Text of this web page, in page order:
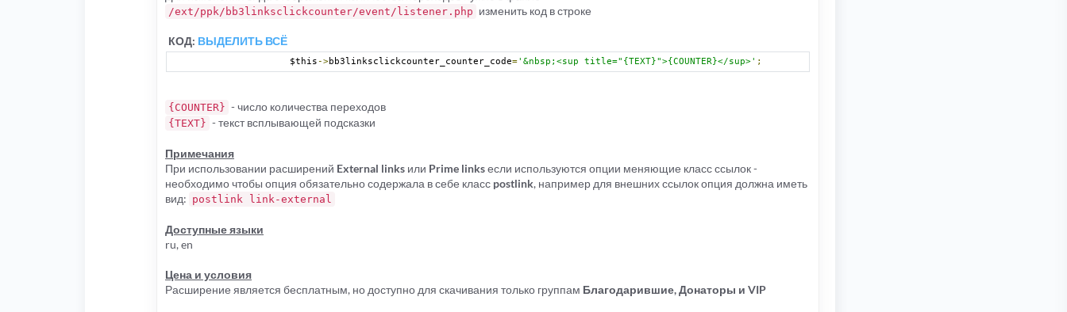
/ext/ppk/bb3linksclickcounter/event/listener.php изменить код в строке
КОД: ВЫДЕЛИТЬ ВСЁ
		$this
->bb3linksclickcounter_counter_code='&nbsp;<sup title="{TEXT}">{COUNTER}</sup>' ;
{COUNTER} - число количества переходов
{TEXT} - текст всплывающей подсказки
Примечания
При использовании расширений External links или Prime linksесли используются опции меняющие класс ссылок -
необходимо чтобы опция обязательно содержала в себе класс postlink, например для внешних ссылок опция должна иметь
вид: postlink link-external
Доступные языки
ru, en
Цена и условия
Расширение является бесплатным, но доступно для скачивания только группам Благодарившие, Донаторы и VIP